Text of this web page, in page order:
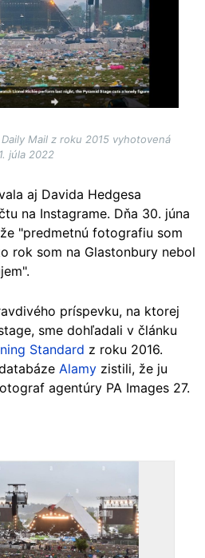
Mail z roku 2015 vyhotovená
1. júla 2022
aj Davida Hedgesa
na Instagrame. Dňa 30. júna
"predmetnú fotografiu som
rok som na Glastonbury nebol
príspevku, na ktorej
sme dohľadali v článku
Standard z roku 2016.
Alamy zistili, že ju
agentúry PA Images 27.